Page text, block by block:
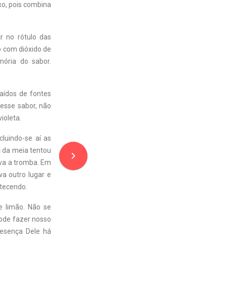
pois combina
no rótulo das
com dióxido de
do sabor.
de fontes
sabor, não
se aí as
da meia tentou
a tromba. Em
outro lugar e
limão. Não se
fazer nosso
Dele há
navigate_next